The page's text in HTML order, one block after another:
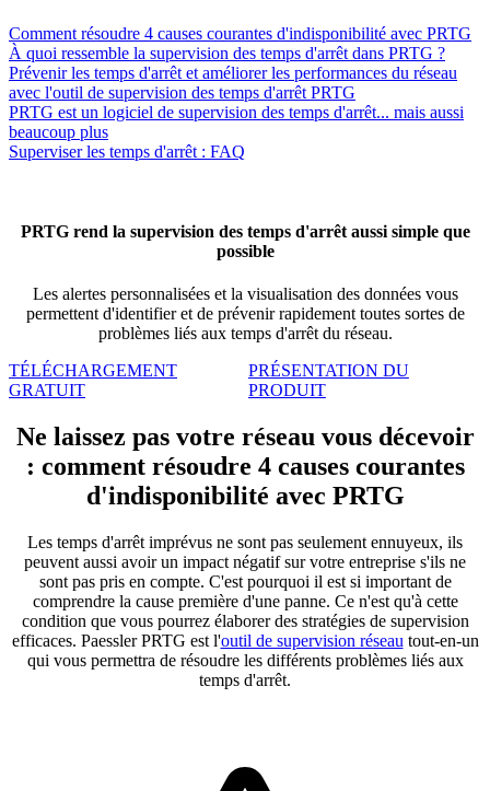
Comment résoudre 4 causes courantes d'indisponibilité avec PRTG
À quoi ressemble la supervision des temps d'arrêt dans PRTG ?
Prévenir les temps d'arrêt et améliorer les performances du réseau
avec l'outil de supervision des temps d'arrêt PRTG
PRTG est un logiciel de supervision des temps d'arrêt... mais aussi
beaucoup plus
Superviser les temps d'arrêt : FAQ
PRTG rend la supervision des temps d'arrêt aussi simple que
possible
Les alertes personnalisées et la visualisation des données vous
permettent d'identifier et de prévenir rapidement toutes sortes de
problèmes liés aux temps d'arrêt du réseau.
TÉLÉCHARGEMENT
GRATUIT
PRÉSENTATION DU
PRODUIT
Ne laissez pas votre réseau vous décevoir
: comment résoudre 4 causes courantes
d'indisponibilité avec PRTG
Les temps d'arrêt imprévus ne sont pas seulement ennuyeux, ils
peuvent aussi avoir un impact négatif sur votre entreprise s'ils ne
sont pas pris en compte. C'est pourquoi il est si important de
comprendre la cause première d'une panne. Ce n'est qu'à cette
condition que vous pourrez élaborer des stratégies de supervision
efficaces. Paessler PRTG est l'outil de supervision réseau tout-en-un
qui vous permettra de résoudre les différents problèmes liés aux
temps d'arrêt.